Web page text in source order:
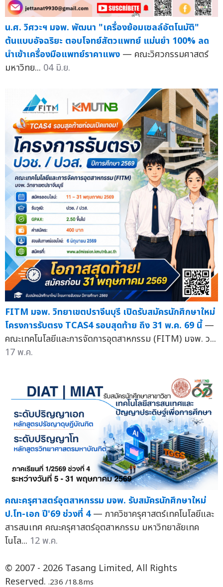
น.ศ. วิศวะฯ มจพ. พัฒนา "เครื่องย้อมเซลล์อัตโนมัติ"
ต้นแบบอัจฉริยะ ตอบโจทย์สัตวแพทย์ แม่นยำ 100% ลด
นำเข้าเครื่องมือแพทย์ราคาแพง — คณะวิศวกรรมศาสตร์
มหาวิทย... 04 มิ.ย.
FITM มจพ. วิทยาเขตปราจีนบุรี เปิดรับสมัครนักศึกษาใหม่
โครงการรับตรง TCAS4 รอบสุดท้าย ถึง 31 พ.ค. 69 นี้ —
คณะเทคโนโลยีและการจัดการอุตสาหกรรม (FITM) มจพ. ว...
17 พ.ค.
คณะครุศาสตร์อุตสาหกรรม มจพ. รับสมัครนักศึกษาใหม่
ป.โท-เอก ปี'69 ช่วงที่ 4 — ภาควิชาครุศาสตร์เทคโนโลยีและ
สารสนเทศ คณะครุศาสตร์อุตสาหกรรม มหาวิทยาลัยเทค
โนโล... 12 พ.ค.
© 2007 - 2026 Tasang Limited, All Rights
Reserved. .236 /18.8ms